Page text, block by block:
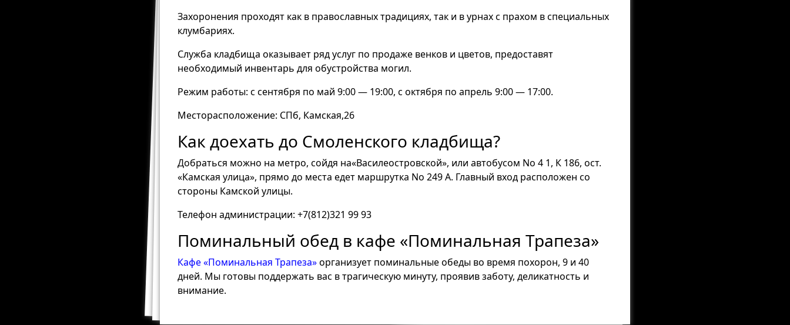
Захоронения проходят как в православных традициях, так и в урнах с прахом в специальных
клумбариях.
Служба кладбища оказывает ряд услуг по продаже венков и цветов, предоставят
необходимый инвентарь для обустройства могил.
Режим работы: с сентября по май 9:00 — 19:00, с октября по апрель 9:00 — 17:00.
Месторасположение: СПб, Камская,26
Как доехать до Смоленского кладбища?
Добраться можно на метро, сойдя на«Василеостровской», или автобусом No 4 1, К 186, ост.
«Камская улица», прямо до места едет маршрутка No 249 А. Главный вход расположен со
стороны Камской улицы.
Телефон администрации: +7(812)321 99 93
Поминальный обед в кафе «Поминальная Трапеза»
Кафе «Поминальная Трапеза»организует поминальные обеды во время похорон, 9 и 40
дней. Мы готовы поддержать вас в трагическую минуту, проявив заботу, деликатность и
внимание.